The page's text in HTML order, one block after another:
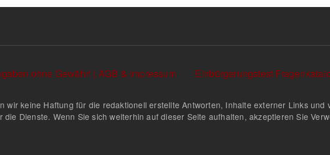
ohne Gewähr! | AGB & Impressum Einbürgerungstest
wir keine Haftung für die redaktionell erstellte Antworten, Inhalte externer Links
die Dienste. Wenn Sie sich weiterhin auf dieser Seite aufhalten, akzeptieren Sie